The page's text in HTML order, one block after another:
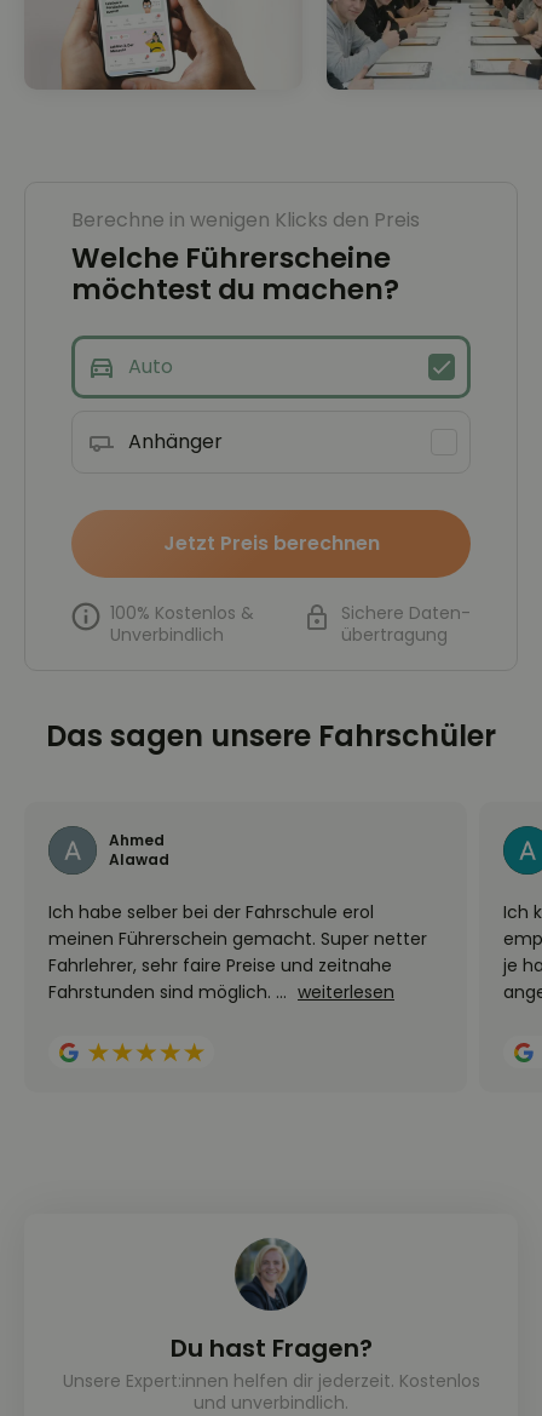
Berechne in wenigen Klicks den Preis
Welche Führerscheine
möchtest du machen?
Auto
Anhänger
Jetzt Preis berechnen
100% Kostenlos &
Unverbindlich
Sichere Daten-
übertragung
Das sagen unsere Fahrschüler
Ahmed
Alawad
Ich habe selber bei der Fahrschule erol
meinen Führerschein gemacht. Super netter
Fahrlehrer, sehr faire Preise und zeitnahe
Fahrstunden sind möglich. ... weiterlesen
​Ich
je
Du hast Fragen?
Unsere Expert:innen helfen dir jederzeit. Kostenlos
und unverbindlich.